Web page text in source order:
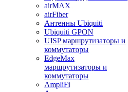
airMAX
airFiber
Антенны Ubiquiti
Ubiquiti GPON
UISP маршрутизаторы и
коммутаторы
EdgeMax
маршрутизаторы и
коммутаторы
AmpliFi